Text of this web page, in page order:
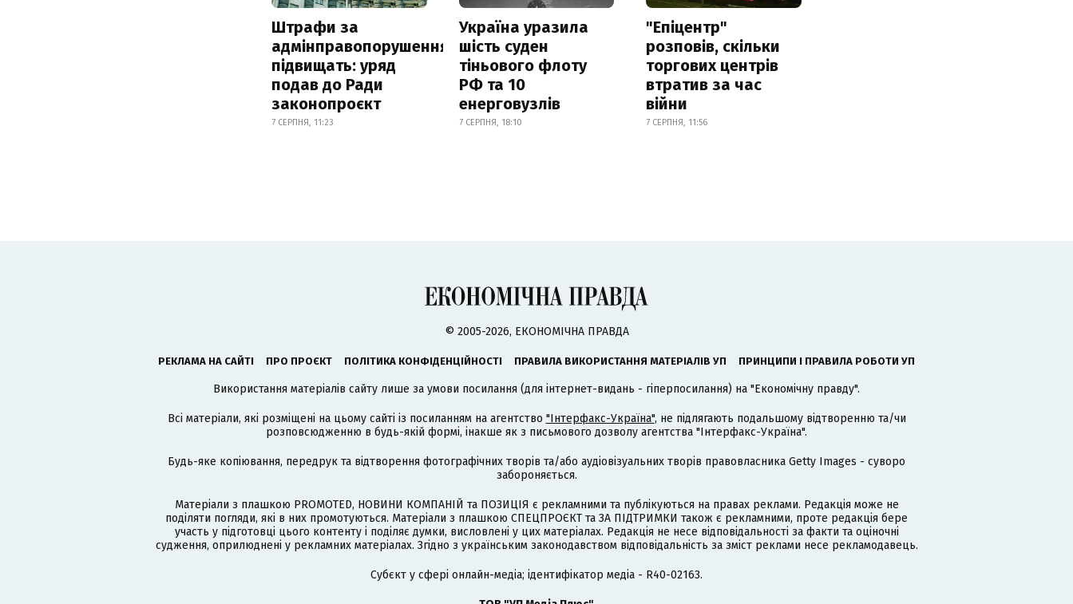
Штрафи за
адмінправопорушення
підвищать: уряд
подав до Ради
законопроєкт
7 СЕРПНЯ, 11:23
Україна уразила
шість суден
тіньового флоту
РФ та 10
енерговузлів
7 СЕРПНЯ, 18:10
"Епіцентр"
розповів, скільки
торгових центрів
втратив за час
війни
7 СЕРПНЯ, 11:56
© 2005-2026, ЕКОНОМІЧНА ПРАВДА
РЕКЛАМА НА САЙТІ ПРО ПРОЄКТ ПОЛІТИКА КОНФІДЕНЦІЙНОСТІ ПРАВИЛА ВИКОРИСТАННЯ МАТЕРІАЛІВ УП ПРИНЦИПИ І ПРАВИЛА РОБОТИ УП
Використання матеріалів сайту лише за умови посилання (для інтернет-видань - гіперпосилання) на "Економічну правду".
Всі матеріали, які розміщені на цьому сайті із посиланням на агентство "Інтерфакс-Україна", не підлягають подальшому відтворенню та/чи
розповсюдженню в будь-якій формі, інакше як з письмового дозволу агентства "Інтерфакс-Україна".
Будь-яке копіювання, передрук та відтворення фотографічних творів та/або аудіовізуальних творів правовласника Getty Images - суворо
забороняється.
Матеріали з плашкою PROMOTED, НОВИНИ КОМПАНІЙ та ПОЗИЦІЯ є рекламними та публікуються на правах реклами. Редакція може не
поділяти погляди, які в них промотуються. Матеріали з плашкою СПЕЦПРОЄКТ та ЗА ПІДТРИМКИ також є рекламними, проте редакція бере
участь у підготовці цього контенту і поділяє думки, висловлені у цих матеріалах. Редакція не несе відповідальності за факти та оціночні
судження, оприлюднені у рекламних матеріалах. Згідно з українським законодавством відповідальність за зміст реклами несе рекламодавець.
Cубєкт у сфері онлайн-медіа; ідентифікатор медіа - R40-02163.